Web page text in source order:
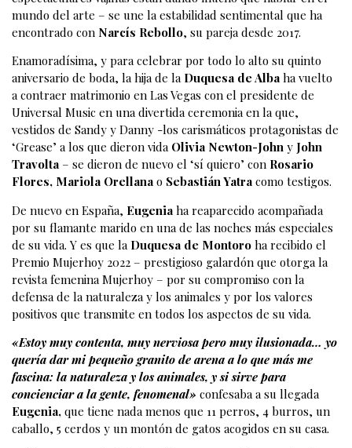
mundo del arte – se une la estabilidad sentimental que ha
encontrado con Narcís Rebollo, su pareja desde 2017.
Enamoradísima, y para celebrar por todo lo alto su quinto
aniversario de boda, la hija de la Duquesa de Alba ha vuelto
a contraer matrimonio en Las Vegas con el presidente de
Universal Music en una divertida ceremonia en la que,
vestidos de Sandy y Danny -los carismáticos protagonistas de
‘Grease’ a los que dieron vida Olivia Newton-John y John
Travolta – se dieron de nuevo el ‘sí quiero’ con Rosario
Flores, Mariola Orellana o Sebastián Yatra como testigos.
De nuevo en España, Eugenia ha reaparecido acompañada
por su flamante marido en una de las noches más especiales
de su vida. Y es que la Duquesa de Montoro ha recibido el
Premio Mujerhoy 2022 – prestigioso galardón que otorga la
revista femenina Mujerhoy – por su compromiso con la
defensa de la naturaleza y los animales y por los valores
positivos que transmite en todos los aspectos de su vida.
«Estoy muy contenta, muy nerviosa pero muy ilusionada… yo
quería dar mi pequeño granito de arena a lo que más me
fascina: la naturaleza y los animales, y si sirve para
concienciar a la gente, fenomenal» confesaba a su llegada
Eugenia, que tiene nada menos que 11 perros, 4 burros, un
caballo, 5 cerdos y un montón de gatos acogidos en su casa.